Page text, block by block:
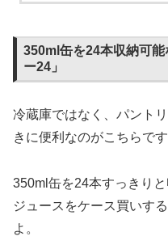
350ml缶を24本収納可
ー24」
冷蔵庫ではなく、パント
きに便利なのがこちらです
350ml缶を24本すっきり
ジュースをケース買いす
よ。